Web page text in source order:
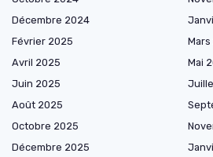
Décembre 2024
Février 2025
Avril 2025
Mai
Juin 2025
Août 2025
Octobre 2025
Décembre 2025